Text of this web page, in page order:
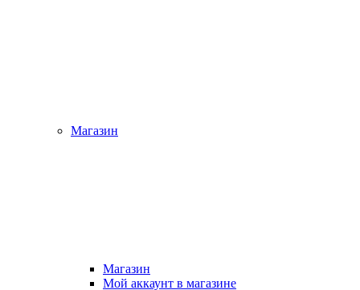
Магазин
Магазин
Мой аккаунт в магазине